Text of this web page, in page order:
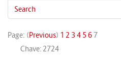
Search
Page: (Previous) 1 2 3 4 5 6 7
Chave: 2724